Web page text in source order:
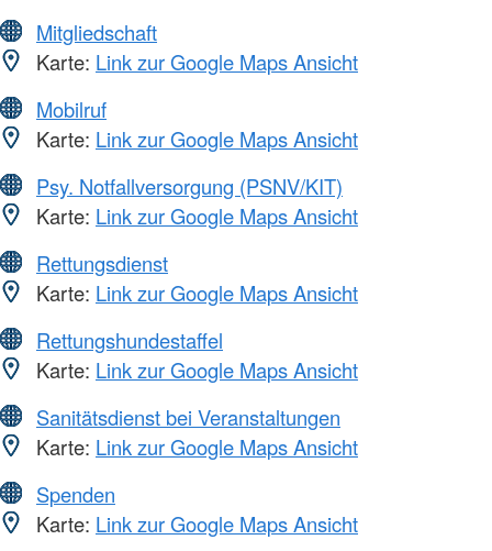
Mitgliedschaft
Karte: Link zur Google Maps Ansicht
Mobilruf
Karte: Link zur Google Maps Ansicht
Psy. Notfallversorgung (PSNV/KIT)
Karte: Link zur Google Maps Ansicht
Rettungsdienst
Karte: Link zur Google Maps Ansicht
Rettungshundestaffel
Karte: Link zur Google Maps Ansicht
Sanitätsdienst bei Veranstaltungen
Karte: Link zur Google Maps Ansicht
Spenden
Karte: Link zur Google Maps Ansicht